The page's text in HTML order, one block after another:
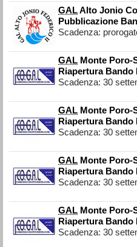
GALAlto Jonio
Pubblicazione
Scadenza:
GAL Monte Poro-
Riapertura Bando
Scadenza: 30
GAL Monte Poro-
Riapertura Bando
Scadenza: 30
GAL Monte Poro-
Riapertura Bando
Scadenza: 30
GAL Monte Poro-
Riapertura Bando
Scadenza: 30